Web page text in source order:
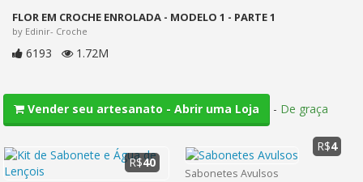
FLOR EM CROCHE ENROLADA - MODELO 1 - PARTE 1
by Edinir- Croche
6193 1.72M
Vender seu artesanato - Abrir uma Loja - De graça
R$40
Sabonetes Avulsos
R$4